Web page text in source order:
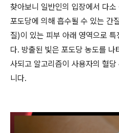
찾아보니 일반인의 입장에서 다
포도당에 의해 흡수될 수 있는 간
질)이 있는 피부 아래 영역으로
다. 방출된 빛은 포도당 농도를
사되고 알고리즘이 사용자의 혈
니다.